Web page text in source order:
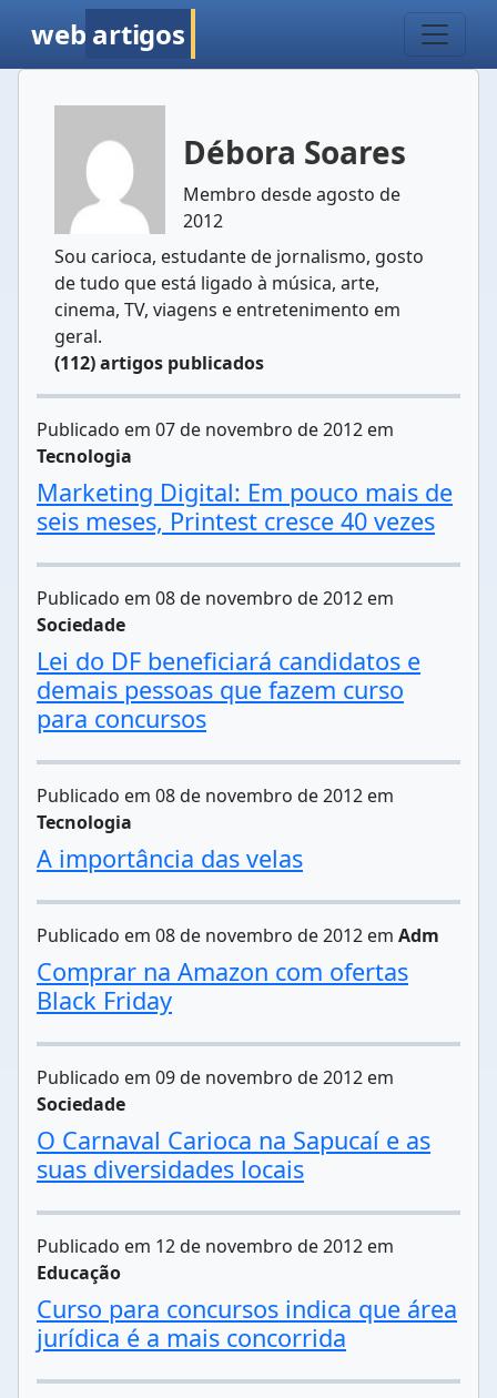
web artigos
Débora Soares
Membro desde agosto de
2012
Sou carioca, estudante de jornalismo, gosto
de tudo que está ligado à música, arte,
cinema, TV, viagens e entretenimento em
geral.
(112) artigos publicados
Publicado em 07 de novembro de 2012 em
Tecnologia
Marketing Digital: Em pouco mais de
seis meses, Printest cresce 40 vezes
Publicado em 08 de novembro de 2012 em
Sociedade
Lei do DF beneficiará candidatos e
demais pessoas que fazem curso
para concursos
Publicado em 08 de novembro de 2012 em
Tecnologia
A importância das velas
Publicado em 08 de novembro de 2012 em Adm
Comprar na Amazon com ofertas
Black Friday
Publicado em 09 de novembro de 2012 em
Sociedade
O Carnaval Carioca na Sapucaí e as
suas diversidades locais
Publicado em 12 de novembro de 2012 em
Educação
Curso para concursos indica que área
jurídica é a mais concorrida